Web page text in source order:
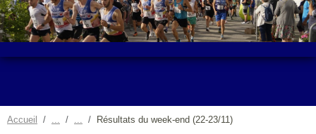
Accueil Résultats du week-end (22-23/11)